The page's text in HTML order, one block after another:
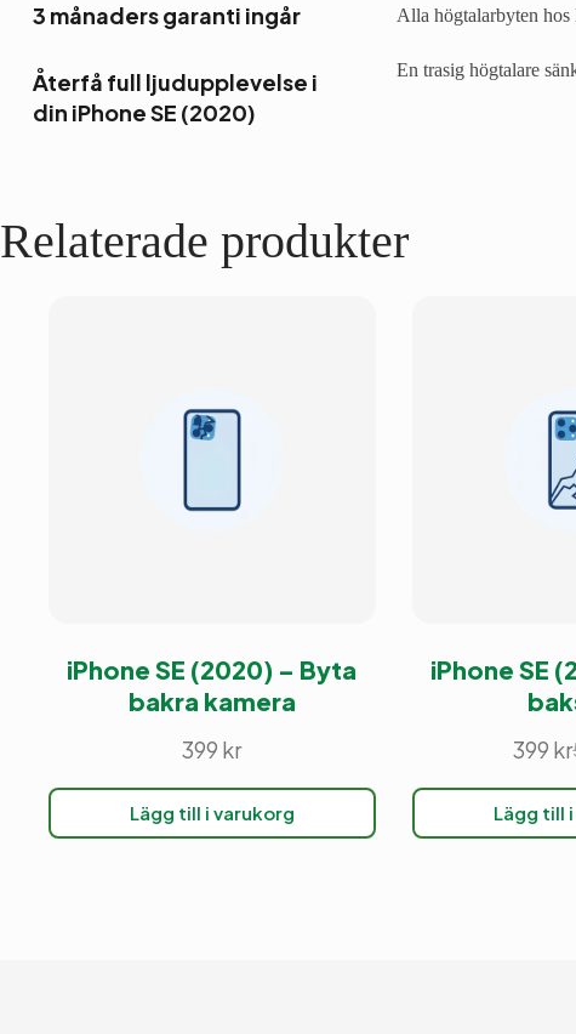
3 månaders garanti ingår Alla högtalarbyten
Återfå full ljudupplevelse i
din iPhone SE (2020)
En trasig högtalare
Relaterade produkter
iPhone SE (2020) – Byta
bakra kamera
399 kr
Lägg till i varukorg
iPhone SE
399 kr
Lägg till